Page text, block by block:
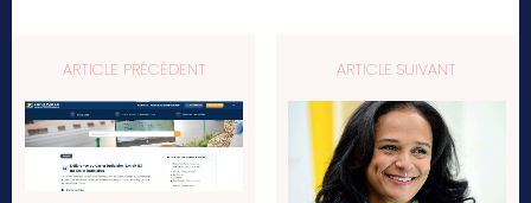
ARTICLE PRÉCÉDENT ARTICLE SUIVANT